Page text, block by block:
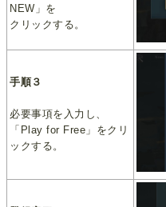
NEW」を
クリックする。
手順３
必要事項を入力し、
「Play for Free」をクリ
ックする。